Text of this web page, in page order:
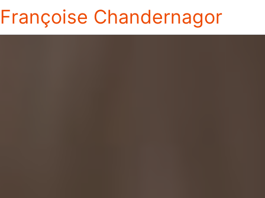
Françoise Chandernagor